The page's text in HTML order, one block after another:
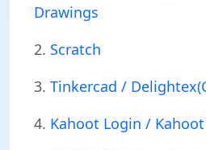
Drawings
2. Scratch
3. Tinkercad /
4. Kahoot Login /